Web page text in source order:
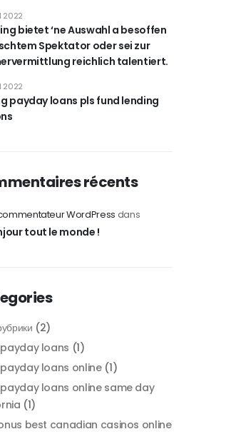
bietet ‘ne Auswahl a besoffen
Spektator oder sei zur
reichlich talentiert.
2022
payday loans pls fund lending
2022
récents
WordPress dans
tout le monde !
(2)
loans (1)
loans online(1)
loans online same day
(1)
best canadian casinos online